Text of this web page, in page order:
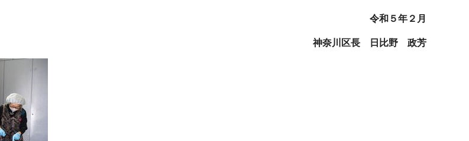
令和５年２月
神奈川区長 日比野 政芳